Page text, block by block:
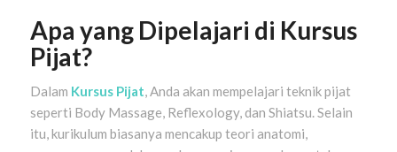
Apa yang Dipelajari di Kursus
Pijat?
Dalam Kursus Pijat, Anda akan mempelajari teknik pijat
seperti Body Massage, Reflexology, dan Shiatsu. Selain
itu, kurikulum biasanya mencakup teori anatomi,